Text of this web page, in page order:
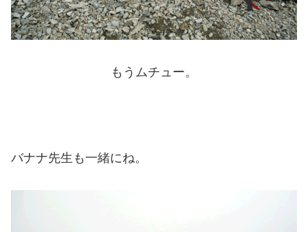
もうムチュー。
バナナ先生も一緒にね。